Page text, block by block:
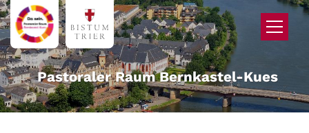
Zum Inhalt springen
Pastoraler Raum Bernkastel-Kues